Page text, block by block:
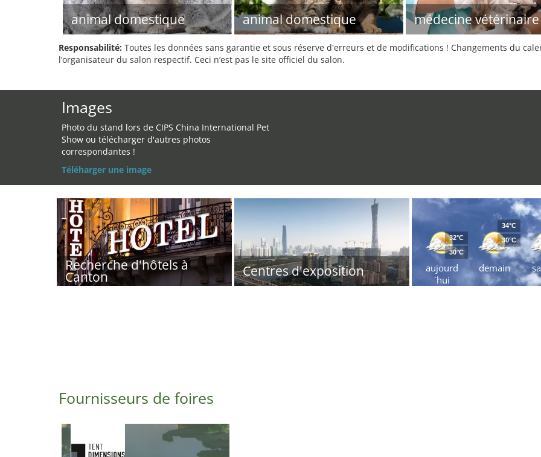
animal domestique animal domestique médecine vétérinaire
Responsabilité: Toutes les données sans garantie et sous réserve d'erreurs et de modifications ! Changements du
l’organisateur du salon respectif. Ceci n’est pas le site officiel du salon.
Images
Photo du stand lors de CIPS China International Pet
Show ou télécharger d'autres photos
correspondantes !
Téléharger une image
Recherche d'hôtels à
Canton Centres d'exposition
aujourd
´hui
32°C
30°C
demain
34°C
30°C
Fournisseurs de foires